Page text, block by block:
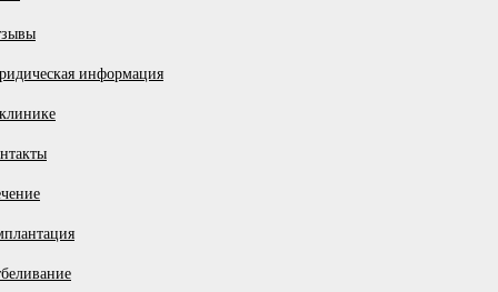
Другие услуги
информация